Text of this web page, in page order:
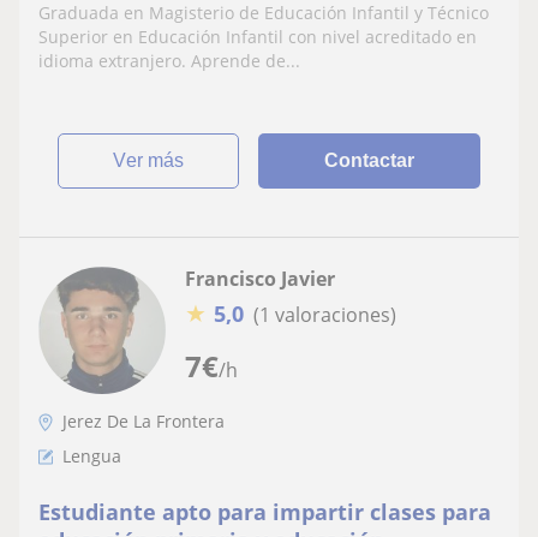
Graduada en Magisterio de Educación Infantil y Técnico
Superior en Educación Infantil con nivel acreditado en
idioma extranjero. Aprende de...
ver más Contactar
7€/h
Francisco Javier
★ 5,0 (1 valoraciones)
Jerez De La Frontera
Lengua
Estudiante apto para impartir clases para